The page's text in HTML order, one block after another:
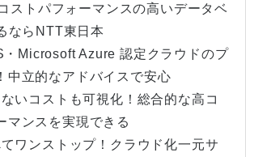
ストパフォーマンスの高いデータベ
ならNTT東日本
・Microsoft Azure 認定クラウドのプ
中立的なアドバイスで安心
いコストも可視化！総合的な高コ
マンスを実現できる
ワンストップ！クラウド化一元サ